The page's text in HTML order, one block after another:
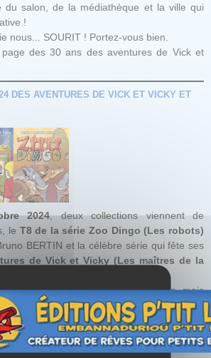
du salon, de la médiathèque et la ville qui
!
nous... SOURIT ! Portez-vous bien.
des 30 ans des aventures de Vick et
DES AVENTURES DE VICK ET VICKY ET
2024, deux collections viennent de
le T8 de la série Zoo Dingo (Les robots)
BERTIN et la célèbre série qui fête ses
de Vick et Vicky (Les maîtres de la
sont au rendez-vous pour ce mois
prochainement chez vos libraires.
commander par celui-ci pour ne pas